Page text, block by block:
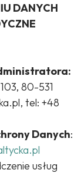
DANYCH
80-531
tel: +48
Danych:
usług